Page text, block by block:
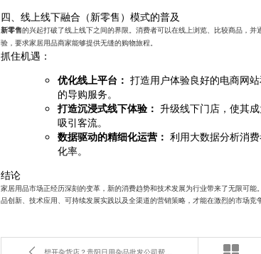
四、线上线下融合（新零售）模式的普及
新零售的兴起打破了线上线下之间的界限。消费者可以在线上浏览、比较商品，
验，要求家居用品商家能够提供无缝的购物旅程。
抓住机遇：
优化线上平台： 打造用户体验良好的电商网
的导购服务。
打造沉浸式线下体验： 升级线下门店，使其
吸引客流。
数据驱动的精细化运营： 利用大数据分析消
化率。
结论
家居用品市场正经历深刻的变革，新的消费趋势和技术发展为行业带来了无限可
品创新、技术应用、可持续发展实践以及全渠道的营销策略，才能在激烈的市场竞
想开杂货店？贵阳日用杂品批发公司帮你搞定！